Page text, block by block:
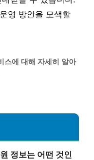
영 방안을 모색할
스에 대해 자세히 알아
정보는 어떤 것인